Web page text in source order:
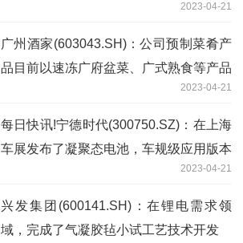
2023-04-21
广州酒家(603043.SH)：公司预制菜肴产
品目前以速冻广府盆菜、广式熟食等产品
2023-04-21
每日快讯!宁德时代(300750.SZ)：在上海
车展发布了凝聚态电池，车规级应用版本
可在今年内具备量产能力，正在进行民用
电动载人飞机项目的合作开发
2023-04-21
兴发集团(600141.SH)：在锂电需求领
域，完成了气凝胶毡小试工艺技术开发